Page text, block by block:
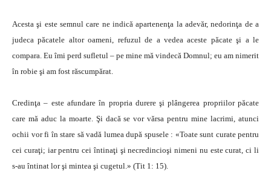
Acesta şi este semnul care ne indică apartenenţa la adevăr, nedorinţa de a
judeca păcatele altor oameni, refuzul de a vedea aceste păcate şi a le
compara. Eu îmi perd sufletul – pe mine mă vindecă Domnul; eu am nimerit
în robie şi am fost răscumpărat.
Credinţa – este afundare în propria durere şi plângerea propriilor păcate
care mă aduc la moarte. Şi dacă se vor vărsa pentru mine lacrimi, atunci
ochii vor fi în stare să vadă lumea după spusele : «Toate sunt curate pentru
cei curaţi; iar pentru cei întinaţi şi necredincioşi nimeni nu este curat, ci li
s-au întinat lor şi mintea şi cugetul.» (Tit 1: 15).